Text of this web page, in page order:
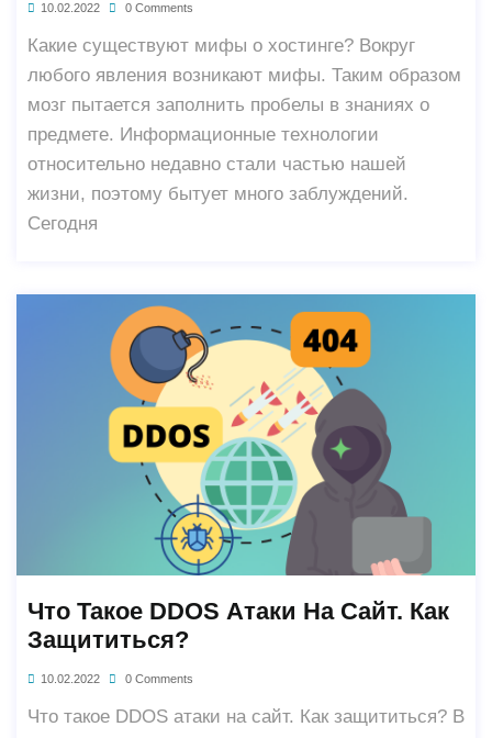
10.02.2022 0 Comments
Какие существуют мифы о хостинге? Вокруг
любого явления возникают мифы. Таким образом
мозг пытается заполнить пробелы в знаниях о
предмете. Информационные технологии
относительно недавно стали частью нашей
жизни, поэтому бытует много заблуждений.
Сегодня
Что Такое DDOS Атаки На Сайт. Как
Защититься?
10.02.2022 0 Comments
Что такое DDOS атаки на сайт. Как защититься? В